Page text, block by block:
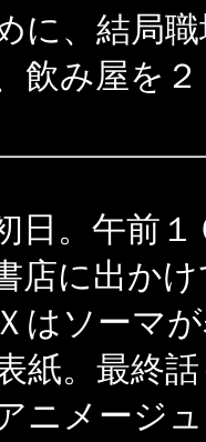
に、結局
飲み屋を
日。午前１
店に出かけ
はソーマ
紙。最終
ニメージ